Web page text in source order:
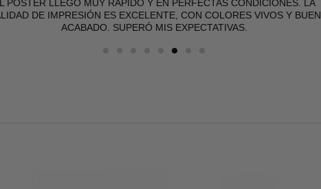
PÓSTER LLEGÓ MUY RÁPIDO Y EN PERFECTAS CONDICIONES. LA
DE IMPRESIÓN ES EXCELENTE, CON COLORES VIVOS Y BUEN
ACABADO. SUPERÓ MIS EXPECTATIVAS.